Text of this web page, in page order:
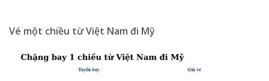
Vé một chiều từ Việt Nam đi Mỹ